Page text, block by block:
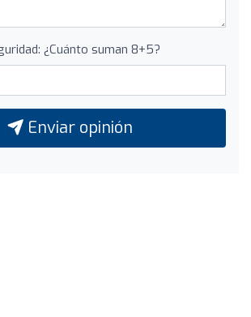
¿Cuánto suman 8+5?
Enviar opinión